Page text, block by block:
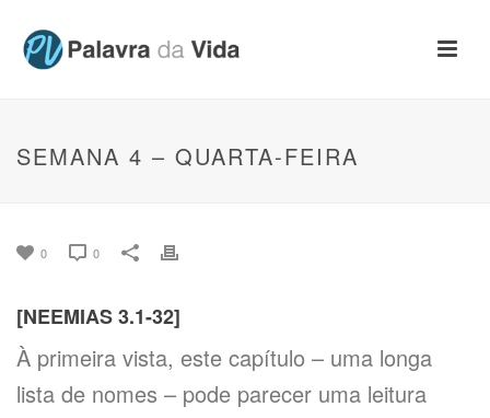
SEMANA 4 – QUARTA-FEIRA
0 0
[NEEMIAS 3.1-32]
À primeira vista, este capítulo – uma longa
lista de nomes – pode parecer uma leitura